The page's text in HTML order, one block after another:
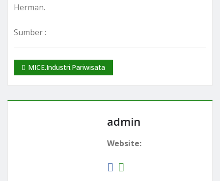
Herman.
Sumber :
MICE.Industri.Pariwisata
admin
Website: